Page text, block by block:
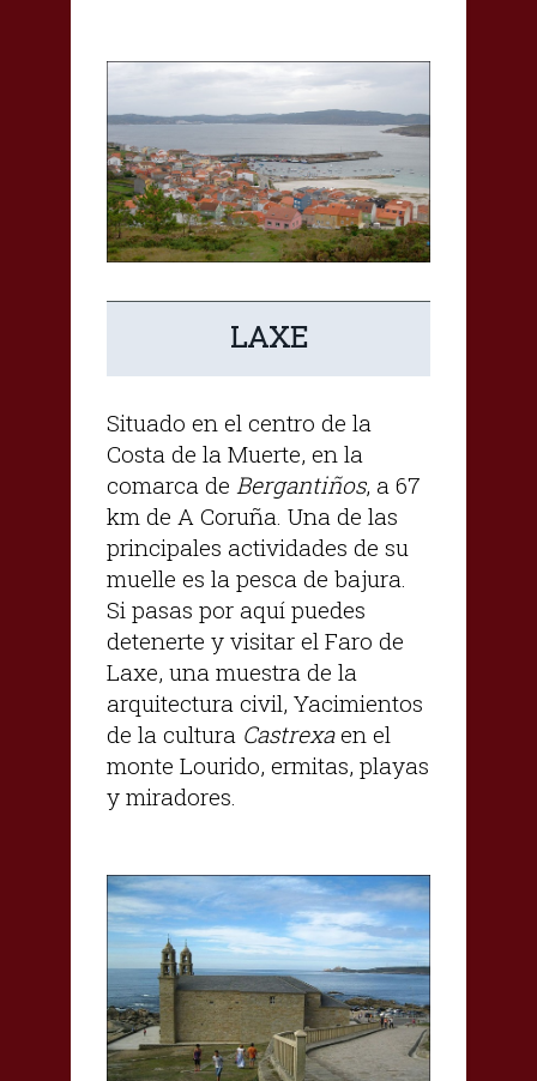
LAXE
Situado en el centro de la
Costa de la Muerte, en la
comarca de Bergantiños, a 67
km de A Coruña. Una de las
principales actividades de su
muelle es la pesca de bajura.
Si pasas por aquí puedes
detenerte y visitar el Faro de
Laxe, una muestra de la
arquitectura civil, Yacimientos
de la cultura Castrexaen el
monte Lourido, ermitas, playas
y miradores.